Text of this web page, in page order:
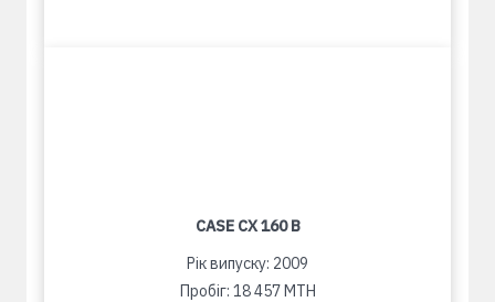
CASE CX 160 B
Рік випуску: 2009
Пробіг: 18 457 MTH